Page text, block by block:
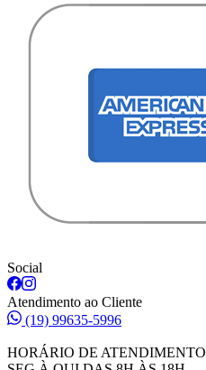
Social
Atendimento ao Cliente
(19) 99635-5996
HORÁRIO DE ATENDIMENTO